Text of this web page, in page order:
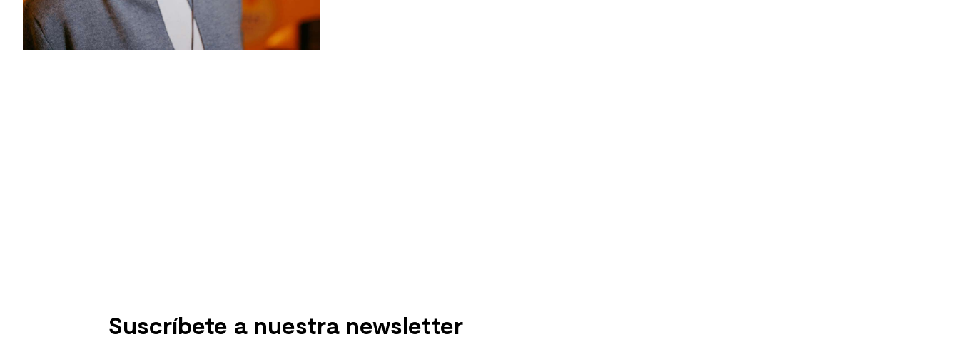
Suscríbete a nuestra newsletter